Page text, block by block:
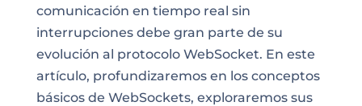
comunicación en tiempo real sin
interrupciones debe gran parte de su
evolución al protocolo WebSocket. En este
artículo, profundizaremos en los conceptos
básicos de WebSockets, exploraremos sus